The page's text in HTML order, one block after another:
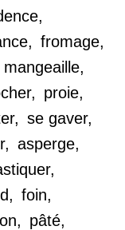
,
, fromage,
mangeaille,
, proie,
, se gaver,
, asperge,
,
, foin,
, pâté,